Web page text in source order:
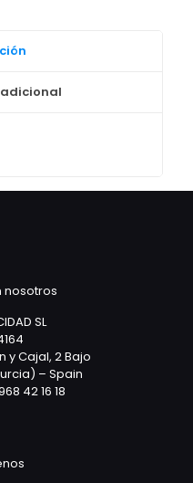
nosotros
SL
y Cajal, 2 Bajo
– Spain
42 16 18